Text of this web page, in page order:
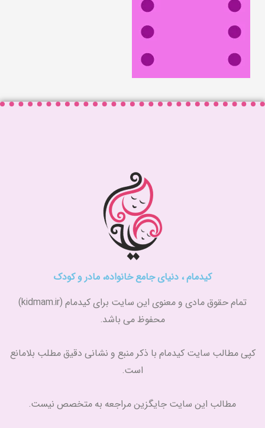
کیدمام ، دنیای جامع خانواده، مادر و کودک
تمام حقوق مادی و معنوی این سایت برای کیدمام (kidmam.ir)
محفوظ می باشد.
کپی مطالب سایت کیدمام با ذکر منبع و نشانی دقیق مطلب بلامانع
است.
مطالب این سایت جایگزین مراجعه به متخصص نیست.